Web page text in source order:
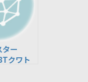
ー
クワト